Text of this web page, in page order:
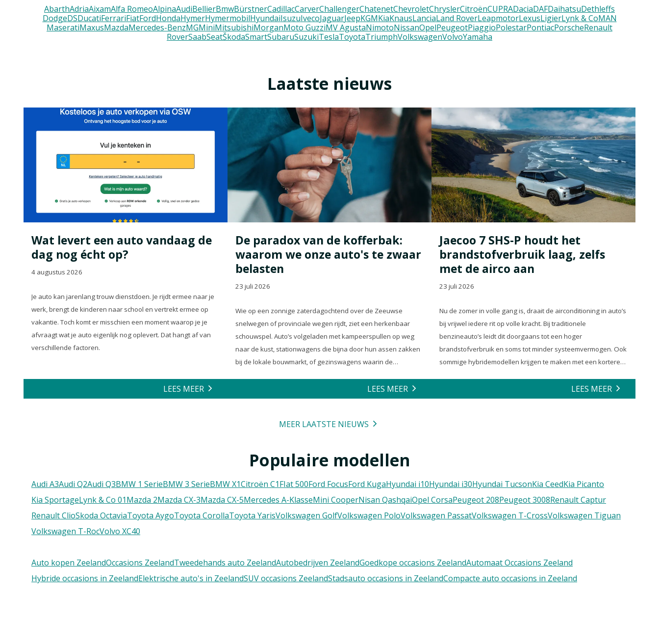
AbarthAdriaAixamAlfa RomeoAlpinaAudiBellierBmwBürstnerCadillacCarverChallengerChatenetChevroletChryslerCitroënCUPRADaciaDAFDaihatsuDethleffs
DodgeDSDucatiFerrariFiatFordHondaHymerHymermobilHyundaiIsuzuIvecoJaguarJeepKGMKiaKnausLanciaLand RoverLeapmotorLexusLigierLynk & CoMAN
MaseratiMaxusMazdaMercedes-BenzMGMiniMitsubishiMorganMoto GuzziMV AgustaNimotoNissanOpelPeugeotPiaggioPolestarPontiacPorscheRenault
RoverSaabSeatŠkodaSmartSubaruSuzukiTeslaToyotaTriumphVolkswagenVolvoYamaha
Laatste nieuws
Wat levert een auto vandaag de
dag nog écht op?
4 augustus 2026
Je auto kan jarenlang trouw dienstdoen. Je rijdt ermee naar je
werk, brengt de kinderen naar school en vertrekt ermee op
vakantie. Toch komt er misschien een moment waarop je je
afvraagt wat je auto eigenlijk nog oplevert. Dat hangt af van
verschillende factoren.
LEES MEER
De paradox van de kofferbak:
waarom we onze auto's te zwaar
belasten
23 juli 2026
Wie op een zonnige zaterdagochtend over de Zeeuwse
snelwegen of provinciale wegen rijdt, ziet een herkenbaar
schouwspel. Auto’s volgeladen met kampeerspullen op weg
naar de kust, stationwagens die bijna door hun assen zakken
bij de lokale bouwmarkt, of gezinswagens waarin de
loungeset voor de tuin mee te zeulen. We houden van onze
auto’s en we verwachten dat ze alles kunnen.
LEES MEER
Jaecoo 7 SHS-P houdt het
brandstofverbruik laag, zelfs
met de airco aan
23 juli 2026
Nu de zomer in volle gang is, draait de airconditioning in auto’s
bij vrijwel iedere rit op volle kracht. Bij traditionele
benzineauto’s leidt dit doorgaans tot een hoger
brandstofverbruik en soms tot minder systeemvermogen. Ook
sommige hybridemodellen krijgen te maken met een kortere
LEES MEER
MEER LAATSTE NIEUWS
Populaire modellen
Audi A3Audi Q2Audi Q3BMW 1 SerieBMW 3 SerieBMW X1Citroën C1FIat 500Ford FocusFord KugaHyundai i10Hyundai i30Hyundai TucsonKia CeedKia Picanto
Kia SportageLynk & Co 01Mazda 2Mazda CX-3Mazda CX-5Mercedes A-KlasseMini CooperNisan QashqaiOpel CorsaPeugeot 208Peugeot 3008Renault Captur
Renault ClioSkoda OctaviaToyota AygoToyota CorollaToyota YarisVolkswagen GolfVolkswagen PoloVolkswagen PassatVolkswagen T-CrossVolkswagen Tiguan
Volkswagen T-RocVolvo XC40
Auto kopen ZeelandOccasions ZeelandTweedehands auto ZeelandAutobedrijven ZeelandGoedkope occasions ZeelandAutomaat Occasions Zeeland
Hybride occasions in ZeelandElektrische auto's in ZeelandSUV occasions ZeelandStadsauto occasions in ZeelandCompacte auto occasions in Zeeland